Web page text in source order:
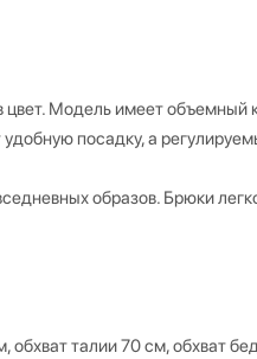
Модель имеет объемный
посадку, а
образов. Брюки
талии 70 см, обхват